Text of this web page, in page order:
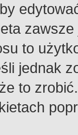
to
jednak
to